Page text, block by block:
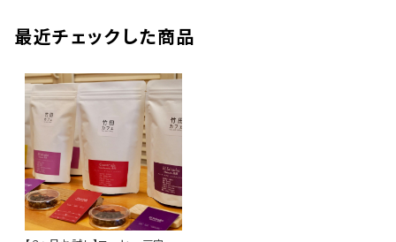
最近チェックした商品